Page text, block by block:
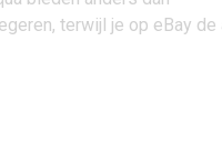
terwijl je op eBay de